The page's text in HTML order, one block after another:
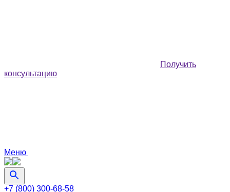
Получить
консультацию
Меню
+7 (800) 300-68-58